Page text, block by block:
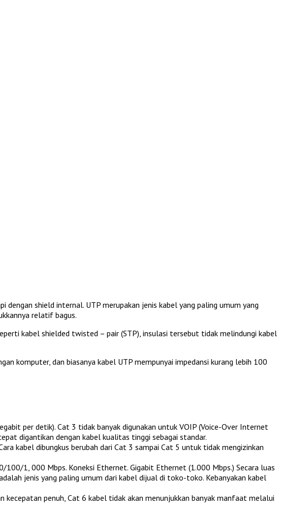
dengan shield internal. UTP merupakan jenis kabel yang paling umum yang
relatif bagus.
kabel shielded twisted – pair (STP), insulasi tersebut tidak melindungi kabel
komputer, dan biasanya kabel UTP mempunyai impedansi kurang lebih 100
per detik). Cat 3 tidak banyak digunakan untuk VOIP (Voice-Over Internet
digantikan dengan kabel kualitas tinggi sebagai standar.
kabel dibungkus berubah dari Cat 3 sampai Cat 5 untuk tidak mengizinkan
1, 000 Mbps. Koneksi Ethernet. Gigabit Ethernet (1.000 Mbps.) Secara luas
jenis yang paling umum dari kabel dijual di toko-toko. Kebanyakan kabel
kecepatan penuh, Cat 6 kabel tidak akan menunjukkan banyak manfaat melalui